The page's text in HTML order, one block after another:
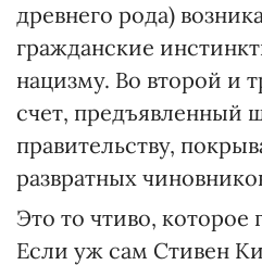
древнего рода)
гражданские
нацизму. Во второй и
счет, предъявленный
правительству,
развратных
Это то чтиво, которое
Если уж сам Стивен